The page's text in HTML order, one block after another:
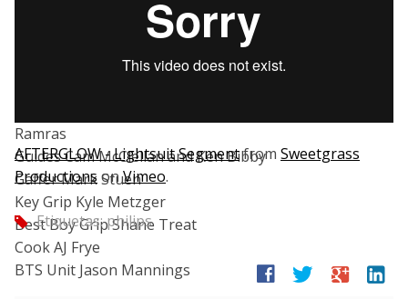
Produced by Zac Ramras, Mike Brown, and Max
Edited by Mike Brown
Ramras
Guides Cam McClellan and Ken Bibby
Gaffer Mark Stuen
Key Grip Kyle Metzger
Best Boy Grip Shane Treat
Cook AJ Frye
BTS Unit Jason Mannings
AFTERGLOW - Lightsuit Segmentfrom Sweetgrass
ProductionsonVimeo.
tag Etiquetas:philips
facebook twitter google linkedin